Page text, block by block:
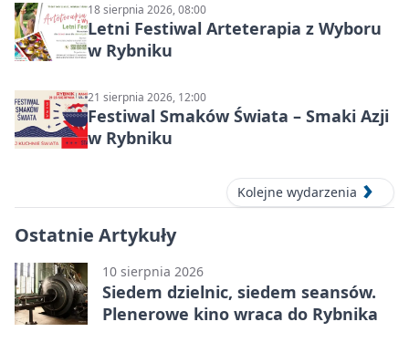
18 sierpnia 2026, 08:00
Letni Festiwal Arteterapia z Wyboru
w Rybniku
21 sierpnia 2026, 12:00
Festiwal Smaków Świata – Smaki Azji
w Rybniku
Kolejne wydarzenia
Ostatnie Artykuły
10 sierpnia 2026
Siedem dzielnic, siedem seansów.
Plenerowe kino wraca do Rybnika